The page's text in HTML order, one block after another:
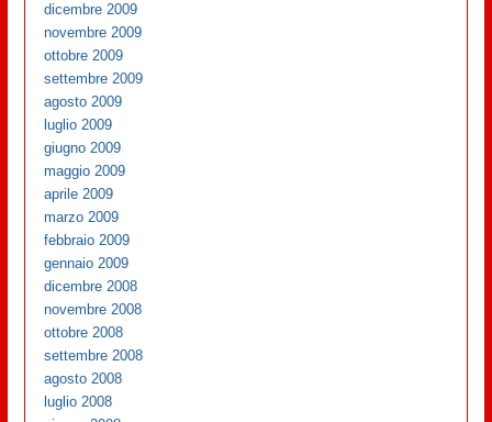
dicembre 2009
novembre 2009
ottobre 2009
settembre 2009
agosto 2009
luglio 2009
giugno 2009
maggio 2009
aprile 2009
marzo 2009
febbraio 2009
gennaio 2009
dicembre 2008
novembre 2008
ottobre 2008
settembre 2008
agosto 2008
luglio 2008